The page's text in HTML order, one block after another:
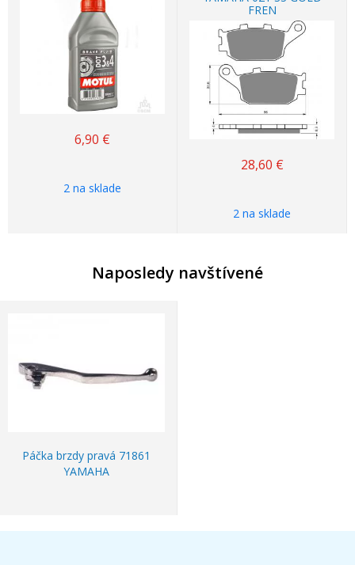
6,90 €
2 na sklade
FREN
28,60 €
2 na sklade
Naposledy navštívené
Páčka brzdy pravá 71861
YAMAHA